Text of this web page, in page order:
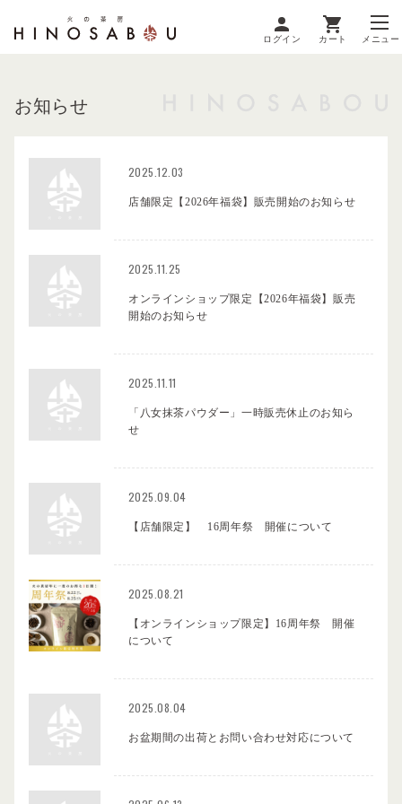
ログイン カート メニュー
お知らせ
2025.12.03
店舗限定【2026年福袋】販売開始のお知らせ
2025.11.25
オンラインショップ限定【2026年福袋】販売
開始のお知らせ
2025.11.11
「八女抹茶パウダー」一時販売休止のお知ら
せ
2025.09.04
【店舗限定】 16周年祭 開催について
2025.08.21
【オンラインショップ限定】16周年祭 開催
について
2025.08.04
お盆期間の出荷とお問い合わせ対応について